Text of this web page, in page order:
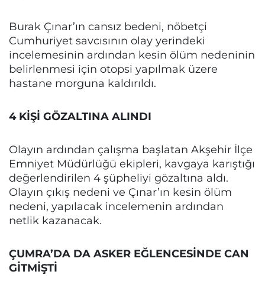
Burak Çınar’ın cansız bedeni, nöbetçi
Cumhuriyet savcısının olay yerindeki
incelemesinin ardından kesin ölüm nedeninin
belirlenmesi için otopsi yapılmak üzere
hastane morguna kaldırıldı.
4 KİŞİ GÖZALTINA ALINDI
Olayın ardından çalışma başlatan Akşehir İlçe
Emniyet Müdürlüğü ekipleri, kavgaya karıştığı
değerlendirilen 4 şüpheliyi gözaltına aldı.
Olayın çıkış nedeni ve Çınar’ın kesin ölüm
nedeni, yapılacak incelemenin ardından
netlik kazanacak.
ÇUMRA’DA DA ASKER EĞLENCESİNDE CAN
GİTMİŞTİ